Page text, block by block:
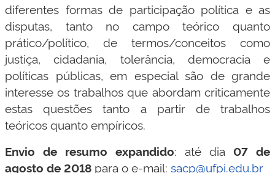
diferentes formas de participação política e as
disputas, tanto no campo teórico quanto
prático/político, de termos/conceitos como
justiça, cidadania, tolerância, democracia e
políticas públicas, em especial são de grande
interesse os trabalhos que abordam criticamente
estas questões tanto a partir de trabalhos
teóricos quanto empíricos.
Envio de resumo expandido: até dia 07 de
agosto de 2018 para o e-mail: sacp@ufpi.edu.br